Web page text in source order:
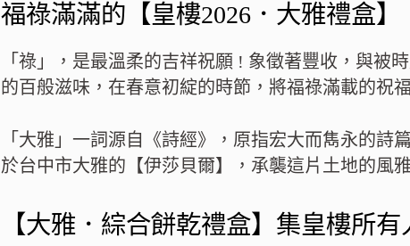
福祿滿滿的【皇樓2026．大雅禮盒】
「祿」，是最溫柔的吉祥祝願 ! 象徵著豐收，與被
的百般滋味，在春意初綻的時節，將福祿滿載的祝
「大雅」一詞源自《詩經》，原指宏大而雋永的
於台中市大雅的【伊莎貝爾】，承襲這片土地的風
【大雅．綜合餅乾禮盒】集皇樓所